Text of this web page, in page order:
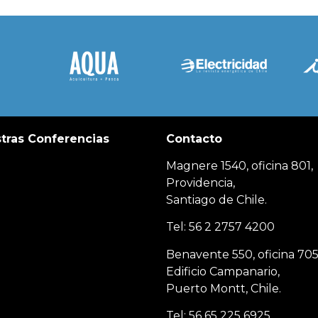
Conferencias Contacto
Magnere 1540, oficina 801,
Providencia,
Santiago de Chile.
Tel: 56 2 2757 4200
Benavente 550, oficina
Edificio Campanario,
Puerto Montt, Chile.